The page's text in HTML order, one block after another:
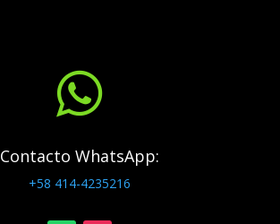

Contacto WhatsApp:
+58 414-4235216